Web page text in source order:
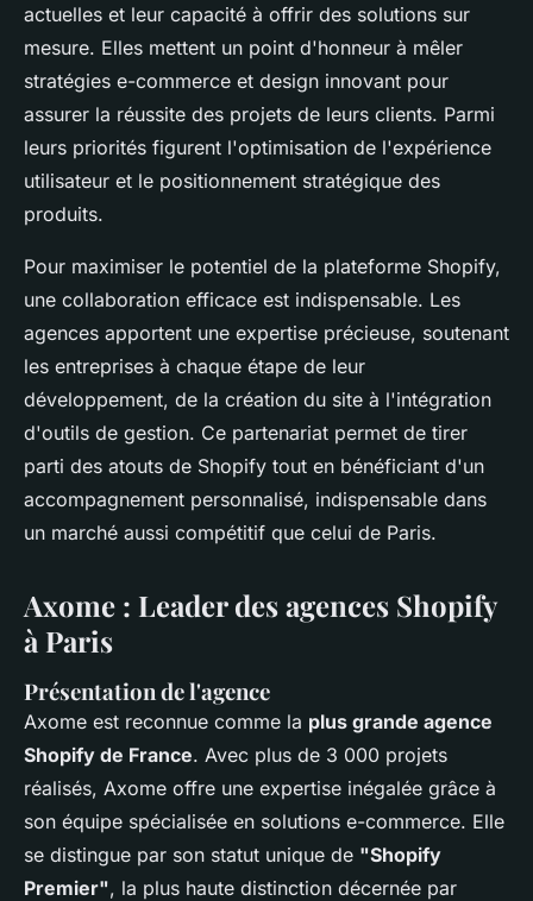
actuelles et leur capacité à offrir des solutions sur
mesure. Elles mettent un point d'honneur à mêler
stratégies e-commerce et design innovant pour
assurer la réussite des projets de leurs clients. Parmi
leurs priorités figurent l'optimisation de l'expérience
utilisateur et le positionnement stratégique des
produits.
Pour maximiser le potentiel de la plateforme Shopify,
une collaboration efficace est indispensable. Les
agences apportent une expertise précieuse, soutenant
les entreprises à chaque étape de leur
développement, de la création du site à l'intégration
d'outils de gestion. Ce partenariat permet de tirer
parti des atouts de Shopify tout en bénéficiant d'un
accompagnement personnalisé, indispensable dans
un marché aussi compétitif que celui de Paris.
Axome : Leader des agences Shopify
à Paris
Présentation de l'agence
Axome est reconnue comme la plus grande agence
Shopify de France. Avec plus de 3 000 projets
réalisés, Axome offre une expertise inégalée grâce à
son équipe spécialisée en solutions e-commerce. Elle
se distingue par son statut unique de "Shopify
Premier", la plus haute distinction décernée par